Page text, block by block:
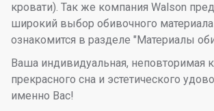
кровати). Так же компания Walson
широкий выбор обивочного
ознакомится в разделе "Материалы
Ваша индивидуальная, неповторимая
прекрасного сна и эстетического
именно Вас!